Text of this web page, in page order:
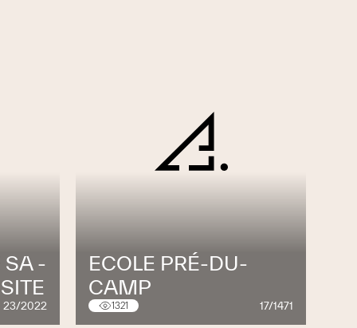
SA -
23/2022
ECOLE PRÉ-DU-
CAMP
1321 17/1471